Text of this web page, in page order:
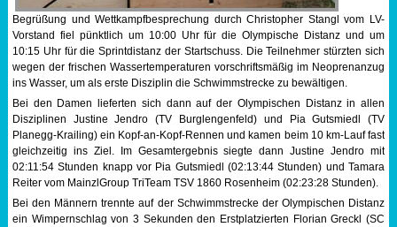
Begrüßung und Wettkampfbesprechung durch Christopher Stangl vom LV-
Vorstand fiel pünktlich um 10:00 Uhr für die Olympische Distanz und um
10:15 Uhr für die Sprintdistanz der Startschuss. Die Teilnehmer stürzten sich
wegen der frischen Wassertemperaturen vorschriftsmäßig im Neoprenanzug
ins Wasser, um als erste Disziplin die Schwimmstrecke zu bewältigen.
Bei den Damen lieferten sich dann auf der Olympischen Distanz in allen
Disziplinen Justine Jendro (TV Burglengenfeld) und Pia Gutsmiedl (TV
Planegg-Krailing) ein Kopf-an-Kopf-Rennen und kamen beim 10 km-Lauf fast
gleichzeitig ins Ziel. Im Gesamtergebnis siegte dann Justine Jendro mit
02:11:54 Stunden knapp vor Pia Gutsmiedl (02:13:44 Stunden) und Tamara
Reiter vom MainzlGroup TriTeam TSV 1860 Rosenheim (02:23:28 Stunden).
Bei den Männern trennte auf der Schwimmstrecke der Olympischen Distanz
ein Wimpernschlag von 3 Sekunden den Erstplatzierten Florian Greckl (SC